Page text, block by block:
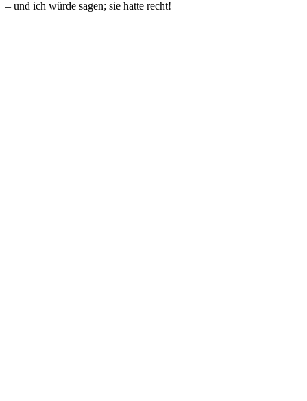
– und ich würde sagen; sie hatte recht!